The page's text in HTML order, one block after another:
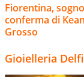
Fiorentina,
conferma di
Grosso
Gioielleria